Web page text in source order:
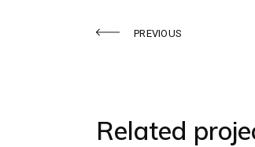
PREVIOUS
Related